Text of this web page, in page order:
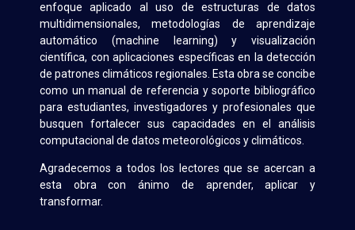
enfoque aplicado al uso de estructuras de datos
multidimensionales, metodologías de aprendizaje
automático (machine learning) y visualización
científica, con aplicaciones específicas en la detección
de patrones climáticos regionales. Esta obra se concibe
como un manual de referencia y soporte bibliográfico
para estudiantes, investigadores y profesionales que
busquen fortalecer sus capacidades en el análisis
computacional de datos meteorológicos y climáticos.
Agradecemos a todos los lectores que se acercan a
esta obra con ánimo de aprender, aplicar y
transformar.